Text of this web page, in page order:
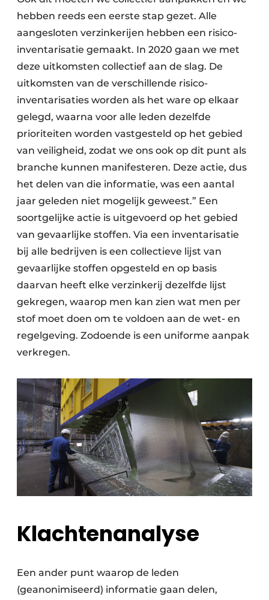
hebben reeds een eerste stap gezet. Alle
aangesloten verzinkerijen hebben een risico-
inventarisatie gemaakt. In 2020 gaan we met
deze uitkomsten collectief aan de slag. De
uitkomsten van de verschillende risico-
inventarisaties worden als het ware op elkaar
gelegd, waarna voor alle leden dezelfde
prioriteiten worden vastgesteld op het gebied
van veiligheid, zodat we ons ook op dit punt als
branche kunnen manifesteren. Deze actie, dus
het delen van die informatie, was een aantal
jaar geleden niet mogelijk geweest.” Een
soortgelijke actie is uitgevoerd op het gebied
van gevaarlijke stoffen. Via een inventarisatie
bij alle bedrijven is een collectieve lijst van
gevaarlijke stoffen opgesteld en op basis
daarvan heeft elke verzinkerij dezelfde lijst
gekregen, waarop men kan zien wat men per
stof moet doen om te voldoen aan de wet- en
regelgeving. Zodoende is een uniforme aanpak
verkregen.
Klachtenanalyse
Een ander punt waarop de leden
(geanonimiseerd) informatie gaan delen,